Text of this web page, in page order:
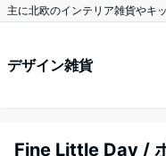
主に北欧のインテリア雑貨やキ
デザイン雑貨
Fine Little Day /